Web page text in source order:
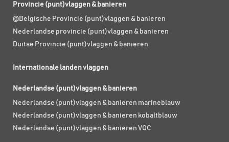
Provincie (punt)vlaggen & banieren
@Belgische Provincie (punt)vlaggen & banieren
Nederlandse provincie (punt)vlaggen & banieren
Duitse Provincie (punt)vlaggen & banieren
Internationale landen vlaggen
Nederlandse (punt)vlaggen & banieren
Nederlandse (punt)vlaggen & banieren marineblauw
Nederlandse (punt)vlaggen & banieren kobaltblauw
Nederlandse (punt)vlaggen & banieren VOC